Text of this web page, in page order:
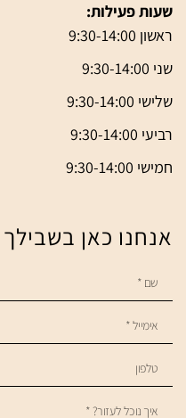
שעות פעילות:
ראשון 9:30-14:00
שני 9:30-14:00
שלישי 9:30-14:00
רביעי 9:30-14:00
חמישי 9:30-14:00
אנחנו כאן בשבילך